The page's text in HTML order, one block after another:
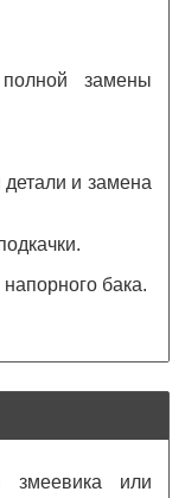
замены
и замена
бака.
змеевика или